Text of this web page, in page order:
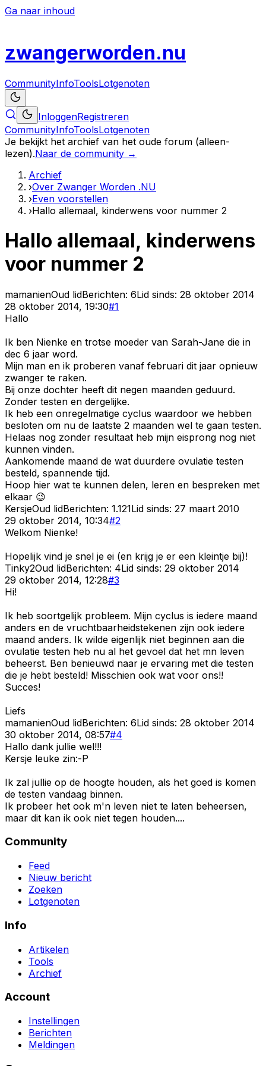
Ga naar inhoud
zwangerworden.nu
CommunityInfoToolsLotgenoten
InloggenRegistreren
CommunityInfoToolsLotgenoten
Je bekijkt het archief van het oude forum (alleen-
lezen).Naar de community →
Archief
›Over Zwanger Worden .NU
›Even voorstellen
›Hallo allemaal, kinderwens voor nummer 2
Hallo allemaal, kinderwens
voor nummer 2
mamanienOud lidBerichten: 6Lid sinds: 28 oktober 2014
28 oktober 2014, 19:30#1
Hallo
Ik ben Nienke en trotse moeder van Sarah-Jane die in
dec 6 jaar word.
Mijn man en ik proberen vanaf februari dit jaar opnieuw
zwanger te raken.
Bij onze dochter heeft dit negen maanden geduurd.
Zonder testen en dergelijke.
Ik heb een onregelmatige cyclus waardoor we hebben
besloten om nu de laatste 2 maanden wel te gaan testen.
Helaas nog zonder resultaat heb mijn eisprong nog niet
kunnen vinden.
Aankomende maand de wat duurdere ovulatie testen
besteld, spannende tijd.
Hoop hier wat te kunnen delen, leren en bespreken met
elkaar 😉
KersjeOud lidBerichten: 1.121Lid sinds: 27 maart 2010
29 oktober 2014, 10:34#2
Welkom Nienke!
Hopelijk vind je snel je ei (en krijg je er een kleintje bij)!
Tinky2Oud lidBerichten: 4Lid sinds: 29 oktober 2014
29 oktober 2014, 12:28#3
Hi!
Ik heb soortgelijk probleem. Mijn cyclus is iedere maand
anders en de vruchtbaarheidstekenen zijn ook iedere
maand anders. Ik wilde eigenlijk niet beginnen aan die
ovulatie testen heb nu al het gevoel dat het mn leven
beheerst. Ben benieuwd naar je ervaring met die testen
die je hebt besteld! Misschien ook wat voor ons!!
Succes!
Liefs
mamanienOud lidBerichten: 6Lid sinds: 28 oktober 2014
30 oktober 2014, 08:57#4
Hallo dank jullie wel!!!
Kersje leuke zin:-P
Ik zal jullie op de hoogte houden, als het goed is komen
de testen vandaag binnen.
Ik probeer het ook m'n leven niet te laten beheersen,
maar dit kan ik ook niet tegen houden....
Community
Feed
Nieuw bericht
Zoeken
Lotgenoten
Info
Artikelen
Tools
Archief
Account
Instellingen
Berichten
Meldingen